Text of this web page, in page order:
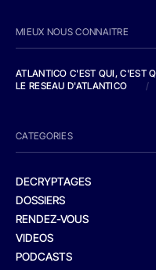
MIEUX NOUS CONNAITRE
ATLANTICO C'EST QUI, C'EST
LE RESEAU D'ATLANTICO
/
CATEGORIES
DECRYPTAGES
DOSSIERS
RENDEZ-VOUS
VIDEOS
PODCASTS